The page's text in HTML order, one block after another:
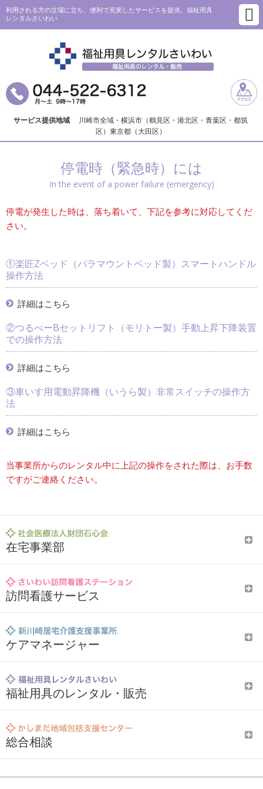
利用される方の立場に立ち、便利で充実したサービスを提供。福祉用具
レンタルさいわい
サービス提供地域
川崎市全域・横浜市（鶴見区・港北区・青葉区・都筑
区）東京都（大田区）
停電時（緊急時）には
In the event of a power failure (emergency)
停電が発生した時は、落ち着いて、下記を参考に対応してくだ
さい。
①楽匠Zベッド（パラマウントベッド製）スマートハンドル
操作方法
詳細はこちら
②つるべーBセットリフト（モリトー製）手動上昇下降装置
での操作方法
詳細はこちら
③車いす用電動昇降機（いうら製）非常スイッチの操作方
法
詳細はこちら
当事業所からのレンタル中に上記の操作をされた際は、お手数
ですがご連絡ください。
在宅事業部
訪問看護サービス
ケアマネージャー
福祉用具のレンタル・販売
総合相談